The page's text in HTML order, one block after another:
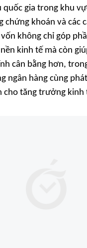
quốc gia trong khu
khoán và các
không chỉ góp
kinh tế mà còn
cân bằng hơn,
ngân hàng cùng
cho tăng trưởng kinh